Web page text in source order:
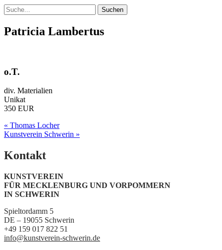
Suche
Patricia Lambertus
o.T.
div. Materialien
Unikat
350 EUR
Post
navigation
« Thomas Locher
Kunstverein Schwerin »
Kontakt
KUNSTVEREIN
FÜR MECKLENBURG UND VORPOMMERN
IN SCHWERIN
Spieltordamm 5
DE – 19055 Schwerin
+49 159 017 822 51
info@kunstverein-schwerin.de